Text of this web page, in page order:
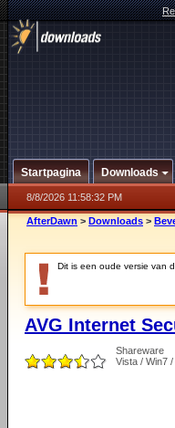
Startpagina Downloads
8/8/2026 11:58:32 PM
AfterDawn > Downloads >
Dit is een oude versie van
AVG Internet
Shareware
Vista / Win7 /